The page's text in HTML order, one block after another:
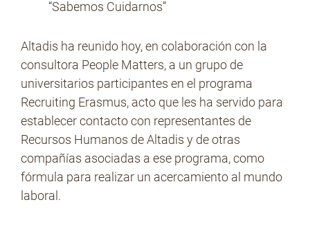
No Contrabando
Prensa
Contacto
“Sabemos Cuidarnos”
Altadis ha reunido hoy, en colaboración con la
consultora People Matters, a un grupo de
universitarios participantes en el programa
Recruiting Erasmus, acto que les ha servido para
establecer contacto con representantes de
Recursos Humanos de Altadis y de otras
compañías asociadas a ese programa, como
fórmula para realizar un acercamiento al mundo
laboral.